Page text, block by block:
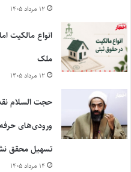
۱۲ مرداد ۱۴۰۵
ملک
۱۲ مرداد ۱۴۰۵
حجت السلام
ورودی‌های
تسهیل محقق
۱۴ مرداد ۱۴۰۵